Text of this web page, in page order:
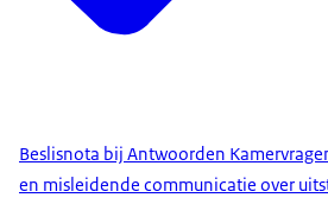
Beslisnota bij Antwoorden
en misleidende communicatie over